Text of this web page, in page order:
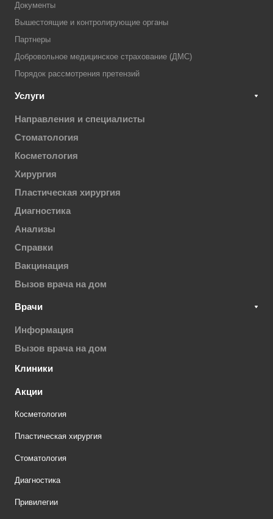
Документы
Вышестоящие и контролирующие органы
Партнеры
Добровольное медицинское страхование (ДМС)
Порядок рассмотрения претензий
Услуги
Направления и специалисты
Стоматология
Косметология
Хирургия
Пластическая хирургия
Диагностика
Анализы
Справки
Вакцинация
Вызов врача на дом
Врачи
Информация
Вызов врача на дом
Клиники
Акции
Косметология
Пластическая хирургия
Стоматология
Диагностика
Привилегии